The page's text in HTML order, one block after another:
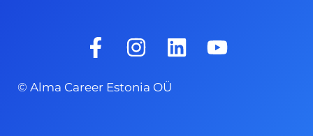
F
a
e
I
n
s
t
L
i
Y
o
© Alma Career Estonia OÜ